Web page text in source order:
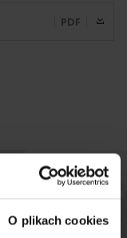
O plikach cookies
PDF